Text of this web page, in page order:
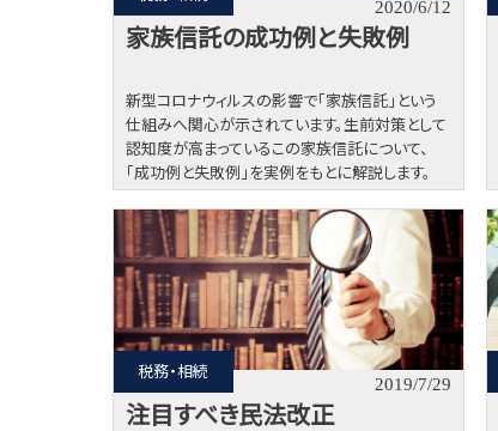
2020/6/12
家族信託の成功例と失敗例
新型コロナウィルスの影響で「家族信託」という
仕組みへ関心が示されています。生前対策として
認知度が高まっているこの家族信託について、
「成功例と失敗例」を実例をもとに解説します。
税務・相続
2019/7/29
注目すべき民法改正